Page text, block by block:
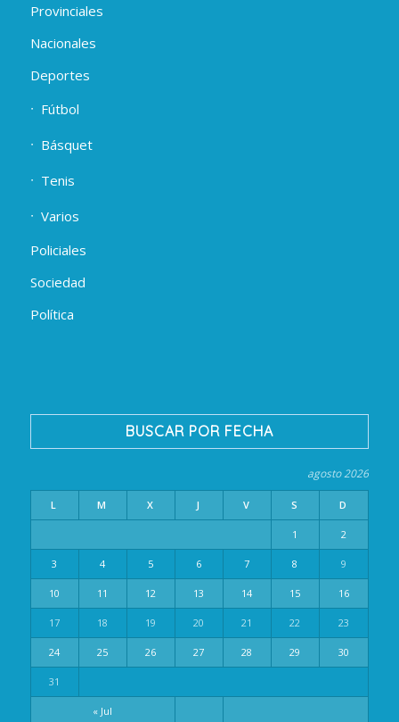
Provinciales
Nacionales
Deportes
Fútbol
Básquet
Tenis
Varios
Policiales
Sociedad
Política
BUSCAR POR FECHA
agosto 2026
L M X J V S D
« Jul
1 2
3 4 5 6 7 8 9
10 11 12 13 14 15 16
17 18 19 20 21 22 23
24 25 26 27 28 29 30
31